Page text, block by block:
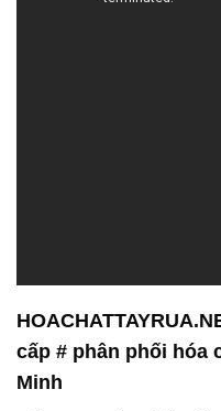
cấp # phân phối hóa
Minh